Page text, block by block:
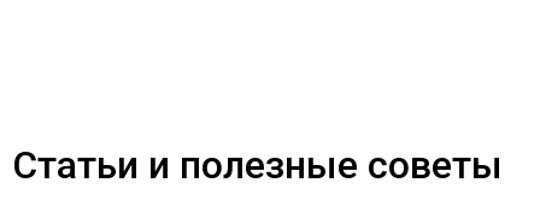
Статьи и полезные советы